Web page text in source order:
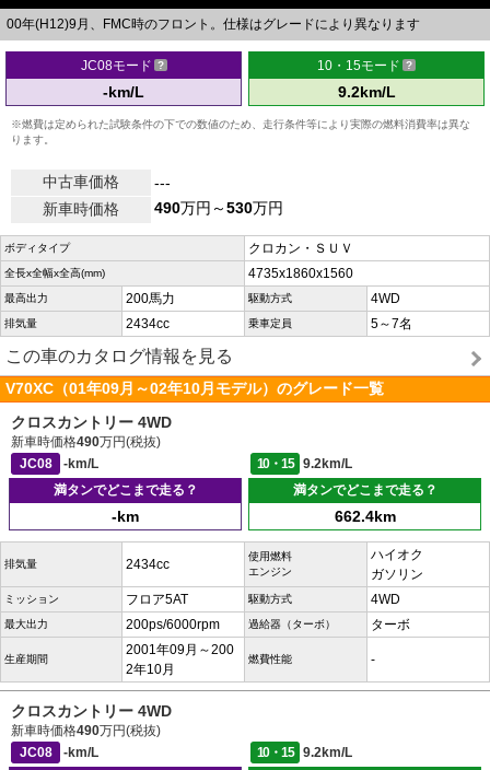
00年(H12)9月、FMC時のフロント。仕様はグレードにより異なります
JC08モード
-km/L
10・15モード
9.2km/L
※燃費は定められた試験条件の下での数値のため、走行条件等により実際の燃料消費率は異な
ります。
中古車価格
---
新車時価格
490万円～530万円
ボディタイプ クロカン・ＳＵＶ
全長x全幅x全高(mm) 4735x1860x1560
最高出力 200馬力 駆動方式 4WD
排気量 2434cc 乗車定員 5～7名
この車のカタログ情報を見る
V70XC（01年09月～02年10月モデル）のグレード一覧
クロスカントリー 4WD
新車時価格490万円(税抜)
JC08
-km/L 10・15
9.2km/L
満タンでどこまで走る？
-km
満タンでどこまで走る？
662.4km
排気量 2434cc
使用燃料
エンジン
ハイオク
ガソリン
ミッション フロア5AT 駆動方式 4WD
最大出力 200ps/6000rpm 過給器（ターボ） ターボ
生産期間
2001年09月～200
2年10月
燃費性能 -
クロスカントリー 4WD
新車時価格490万円(税抜)
JC08
-km/L 10・15
9.2km/L